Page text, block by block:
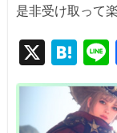
是非受け取って
X H
at
e